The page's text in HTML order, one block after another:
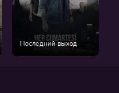
Последний выход